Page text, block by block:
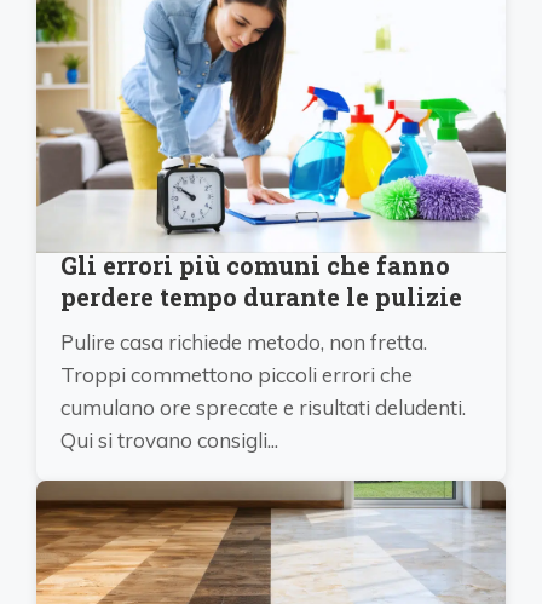
Gli errori più comuni che fanno
perdere tempo durante le pulizie
Pulire casa richiede metodo, non fretta.
Troppi commettono piccoli errori che
cumulano ore sprecate e risultati deludenti.
Qui si trovano consigli...